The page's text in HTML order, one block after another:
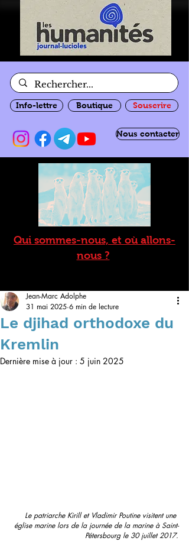
Info-lettre Boutique Souscrire
Nous contacter
Qui sommes-nous, et où allons-
nous ?
Le djihad orthodoxe du
Kremlin
Jean-Marc Adolphe
31 mai 2025 6 min de lecture
Dernière mise à jour : 5 juin 2025
Le patriarche Kirill et Vladimir Poutine visitent une
église marine lors de la journée de la marine à Saint-
Pétersbourg le 30 juillet 2017.